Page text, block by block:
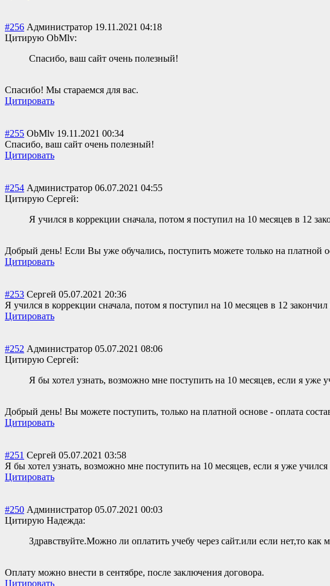
#256 Администратор 19.11.2021 04:18
Цитирую ОbMlv:
Спасибо, ваш сайт очень полезный!
Спасибо! Мы стараемся для вас.
Цитировать
#255 ОbMlv 19.11.2021 00:34
Спасибо, ваш сайт очень полезный!
Цитировать
#254 Администратор 06.07.2021 04:55
Цитирую Сергей:
Я учился в коррекции сначала, потом я поступил на 10 месяцев в 12
Добрый день! Если Вы уже обучались, поступить можете только на платной
Цитировать
#253 Сергей 05.07.2021 20:36
Я учился в коррекции сначала, потом я поступил на 10 месяцев в 12
Цитировать
#252 Администратор 05.07.2021 08:06
Цитирую Сергей:
Я бы хотел узнать, возможно мне поступить на 10 месяцев, если я уже
Добрый день! Вы можете поступить, только на платной основе - оплата
Цитировать
#251 Сергей 05.07.2021 03:58
Я бы хотел узнать, возможно мне поступить на 10 месяцев, если я уже учился
Цитировать
#250 Администратор 05.07.2021 00:03
Цитирую Надежда:
Здравствуйте.Можно ли оплатить учебу через сайт.или если нет,то как
Оплату можно внести в сентябре, после заключения договора.
Цитировать